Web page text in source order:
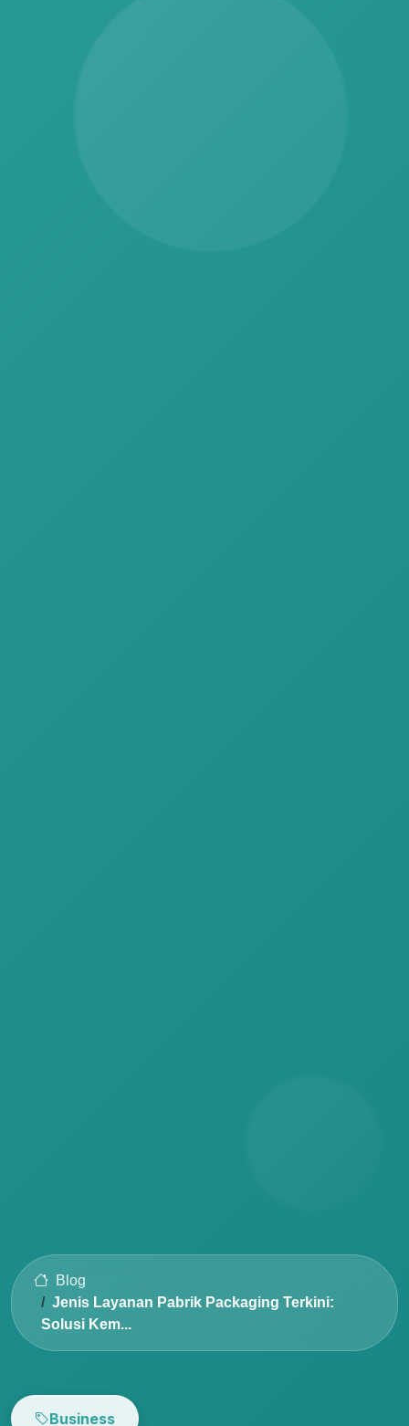
Blog
Jenis Layanan Pabrik Packaging Terkini:
Solusi Kem...
Business